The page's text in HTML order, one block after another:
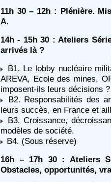
11h 30 – 12h : Plénière.
A.
14h - 15h 30 : Ateliers
arrivés là ?
B1. Le lobby nucléaire
AREVA, Ecole des mines,
imposent-ils leurs décisions
B2. Responsabilités des
leurs succès, en France et
B3. Croissance,
modèles de société.
B4. (Sous réserve)
16h – 17h 30 : Ateliers
Obstacles, opportunités,